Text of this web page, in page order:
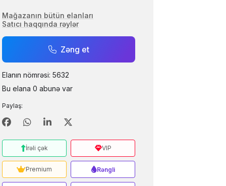
Mağazanın bütün elanları
Satıcı haqqında rəylər
Zəng et
Elanın nömrəsi: 5632
Bu elana 0 abunə var
Paylaş:
İrəli çək VIP
Premium Rəngli